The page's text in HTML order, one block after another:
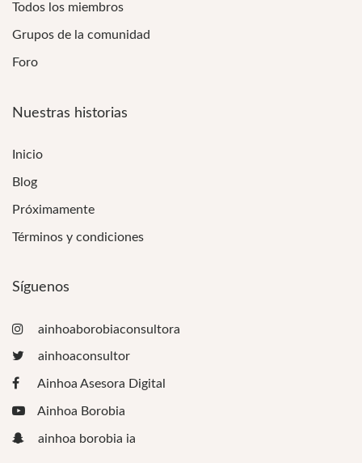
Todos los miembros
Grupos de la comunidad
Foro
Nuestras historias
Inicio
Blog
Próximamente
Términos y condiciones
Síguenos
ainhoaborobiaconsultora
ainhoaconsultor
Ainhoa Asesora Digital
Ainhoa Borobia
ainhoa borobia ia